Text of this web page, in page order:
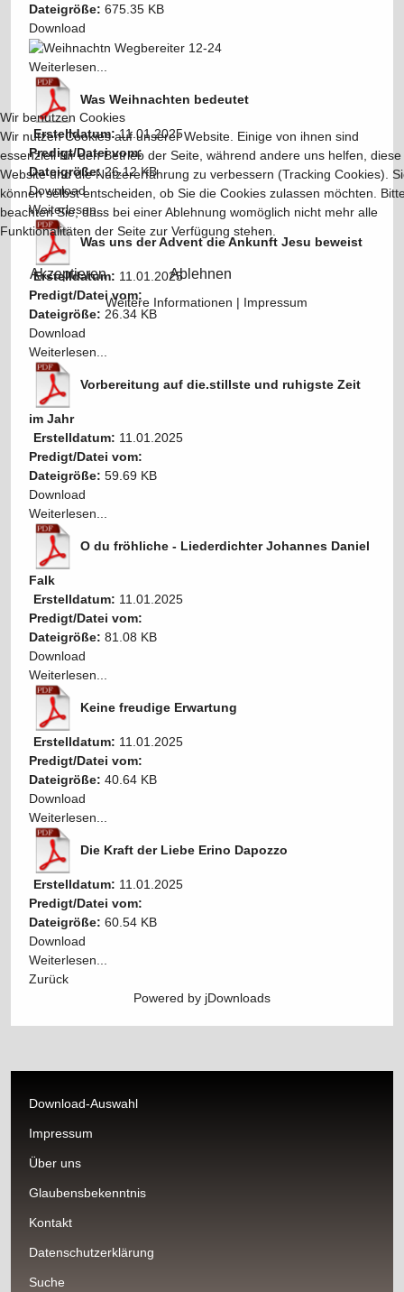
Dateigröße: 675.35 KB
Download
Weiterlesen...
Was Weihnachten bedeutet
Erstelldatum:11.01.2025
Predigt/Datei vom:
Dateigröße:26.12 KB
Download
Weiterlesen...
Was uns der Advent die Ankunft Jesu beweist
Erstelldatum: 11.01.2025
Predigt/Datei vom:
Dateigröße: 26.34 KB
Download
Weiterlesen...
Vorbereitung auf die.stillste und ruhigste Zeit
im Jahr
Erstelldatum: 11.01.2025
Predigt/Datei vom:
Dateigröße: 59.69 KB
Download
Weiterlesen...
O du fröhliche - Liederdichter Johannes Daniel
Falk
Erstelldatum: 11.01.2025
Predigt/Datei vom:
Dateigröße: 81.08 KB
Download
Weiterlesen...
Keine freudige Erwartung
Erstelldatum: 11.01.2025
Predigt/Datei vom:
Dateigröße: 40.64 KB
Download
Weiterlesen...
Die Kraft der Liebe Erino Dapozzo
Erstelldatum: 11.01.2025
Predigt/Datei vom:
Dateigröße: 60.54 KB
Download
Weiterlesen...
Zurück
Powered by jDownloads
Download-Auswahl
Impressum
Über uns
Glaubensbekenntnis
Kontakt
Datenschutzerklärung
Suche
Wir benutzen Cookies
Wir nutzen Cookies auf unserer Website. Einige von ihnen sind
essenziell für den Betrieb der Seite, während andere uns helfen, diese
Website und die Nutzererfahrung zu verbessern (Tracking Cookies).
können selbst entscheiden, ob Sie die Cookies zulassen möchten.
beachten Sie, dass bei einer Ablehnung womöglich nicht mehr alle
Funktionalitäten der Seite zur Verfügung stehen.
Akzeptieren Ablehnen
Weitere Informationen | Impressum